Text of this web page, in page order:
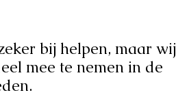
bij helpen, maar wij
mee te nemen in de